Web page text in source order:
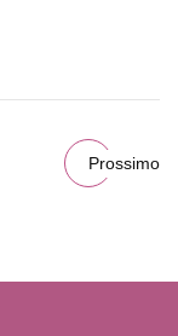
Prossimo